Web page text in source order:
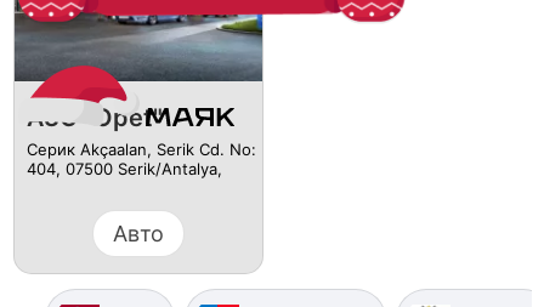
АЗС "Opet"
Серик Akçaalan, Serik Cd. No:
404, 07500 Serik/Antalya,
Авто